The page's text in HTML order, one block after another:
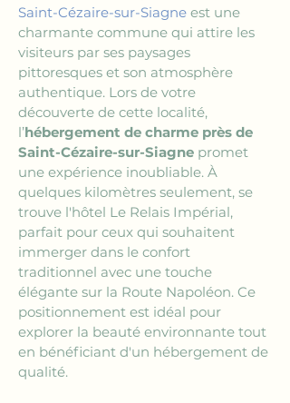
Saint-Cézaire-sur-Siagne est une
charmante commune qui attire les
visiteurs par ses paysages
pittoresques et son atmosphère
authentique. Lors de votre
découverte de cette localité,
l’hébergement de charme près de
Saint-Cézaire-sur-Siagne promet
une expérience inoubliable. À
quelques kilomètres seulement, se
trouve l'hôtel Le Relais Impérial,
parfait pour ceux qui souhaitent
immerger dans le confort
traditionnel avec une touche
élégante sur la Route Napoléon. Ce
positionnement est idéal pour
explorer la beauté environnante tout
en bénéficiant d'un hébergement de
qualité.